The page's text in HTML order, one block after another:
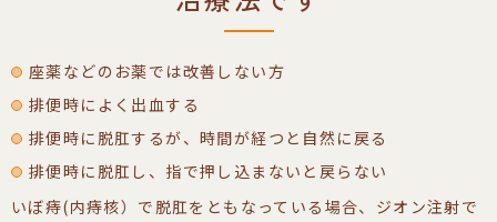
座薬などのお薬では改善しない方
排便時によく出血する
排便時に脱肛するが、時間が経つと自然に戻る
排便時に脱肛し、指で押し込まないと戻らない
いぼ痔(内痔核）で脱肛をともなっている場合、ジオン注射で